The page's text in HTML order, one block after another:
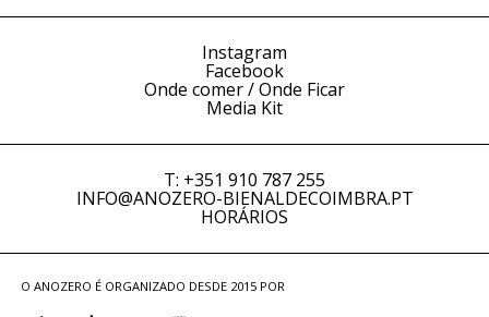
Instagram
Facebook
Onde comer / Onde Ficar
Media Kit
T: +351 910 787 255
INFO@ANOZERO-BIENALDECOIMBRA.PT
HORÁRIOS
O ANOZERO É ORGANIZADO DESDE 2015 POR